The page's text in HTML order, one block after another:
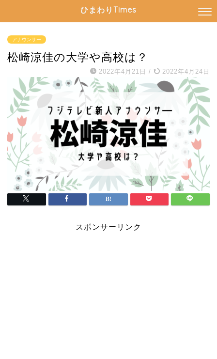
ひまわりTimes
アナウンサー
松崎涼佳の大学や高校は？
2022年4月21日 / 2022年4月24日
スポンサーリンク